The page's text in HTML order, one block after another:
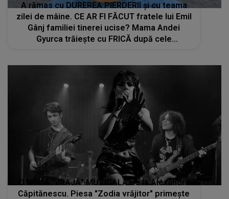
A rămas cu DUREREA PIERDERII și cu teama
zilei de mâine. CE AR FI FĂCUT fratele lui Emil
Gânj familiei tinerei ucise? Mama Andei
Gyurca trăiește cu FRICĂ după cele
O NOUĂ "VRAJĂ" MUZICALĂ de la Alexandra
Căpitănescu. Piesa "Zodia vrăjitor" primește